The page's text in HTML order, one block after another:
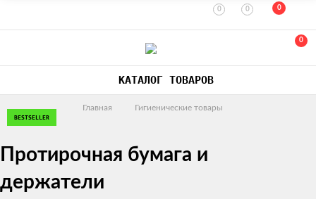
0 0 0
0
КАТАЛОГ ТОВАРОВ
Главная Гигиенические товары
Протирочная бумага и
держатели
BESTSELLER